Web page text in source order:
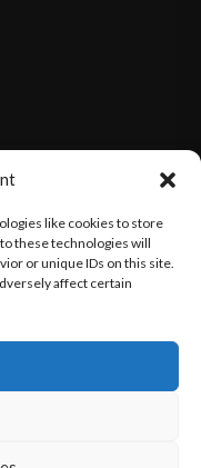
like cookies to store
these technologies will
or unique IDs on this site.
affect certain
reservados..